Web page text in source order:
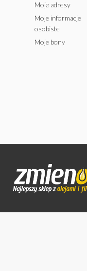
LIQUI
Moje adresy
Moje informacje
osobiste
Moje bony